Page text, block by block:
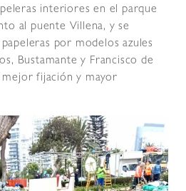
interiores en el parque
al puente Villena, y se
por modelos azules
Bustamante y Francisco de
mejor fijación y mayor